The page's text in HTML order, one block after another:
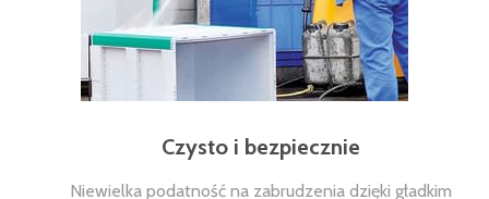
Czysto i bezpiecznie
Niewielka podatność na zabrudzenia dzięki gładkim